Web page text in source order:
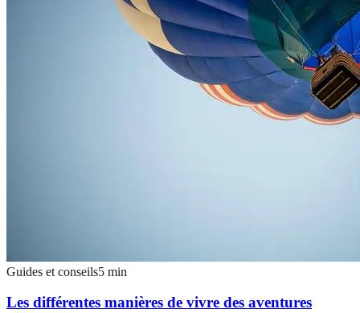
Guides et conseils5 min
Les différentes manières de vivre des aventures